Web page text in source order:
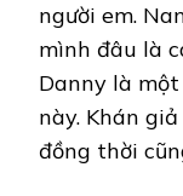
người em.
mình đâu là
Danny là
này. Khán
đồng thời